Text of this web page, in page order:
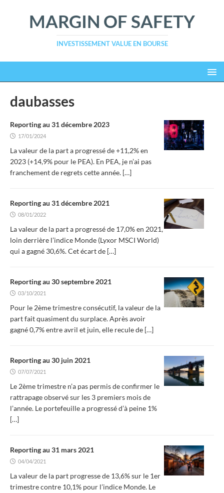
MARGIN OF SAFETY
INVESTISSEMENT VALUE EN BOURSE
daubasses
Reporting au 31 décembre 2023
17/01/2024
La valeur de la part a progressé de +11,2% en
2023 (+14,9% pour le PEA). En PEA, je n’ai pas
franchement de regrets cette année. […]
Reporting au 31 décembre 2021
08/01/2022
La valeur de la part a progressé de 17,0% en 2021,
loin derrière l’indice Monde (Lyxor MSCI World)
qui a gagné 30,6%. Cet écart de […]
Reporting au 30 septembre 2021
03/10/2021
Pour le 2ème trimestre consécutif, la valeur de la
part fait quasiment du surplace. Après avoir
gagné 0,7% entre avril et juin, elle recule de […]
Reporting au 30 juin 2021
07/07/2021
Le 2ème trimestre n’a pas permis de confirmer le
rattrapage observé sur les 3 premiers mois de
l’année. Le portefeuille a progressé d’à peine 1%
[…]
Reporting au 31 mars 2021
04/04/2021
La valeur de la part progresse de 13,6% sur le 1er
trimestre contre 10,1% pour l’indice Monde. Le